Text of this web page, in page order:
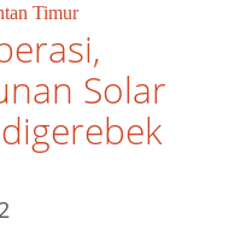
Timur
Solar